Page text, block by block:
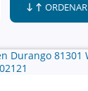
ORDENAR